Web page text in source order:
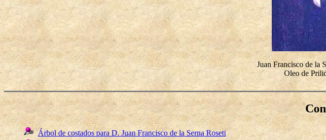
Juan Francisco de la
Oleo de
Árbol de costados para D. Juan Francisco de la Serna Roseti